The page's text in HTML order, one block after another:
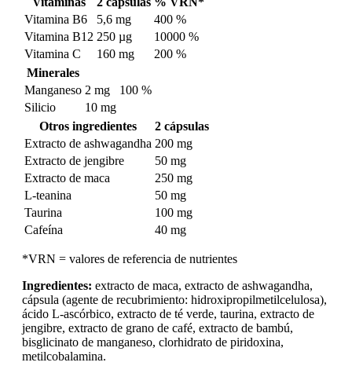
Vitamina B6
5,6 mg
400 %
Vitamina B12 250 µg
10000 %
Vitamina C
160 mg
200 %
Minerales
Manganeso 2 mg
100 %
Silicio
10 mg
Otros ingredientes
2 cápsulas
Extracto de ashwagandha 200 mg
Extracto de jengibre
50 mg
Extracto de maca
250 mg
L-teanina
50 mg
Taurina
100 mg
Cafeína
40 mg
*VRN = valores de referencia de nutrientes
Ingredientes: extracto de maca, extracto de ashwagandha,
cápsula (agente de recubrimiento: hidroxipropilmetilcelulosa),
ácido L-ascórbico, extracto de té verde, taurina, extracto de
jengibre, extracto de grano de café, extracto de bambú,
bisglicinato de manganeso, clorhidrato de piridoxina,
metilcobalamina.